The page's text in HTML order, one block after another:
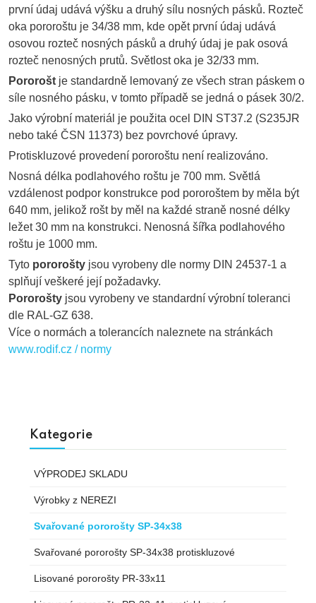
první údaj udává výšku a druhý sílu nosných pásků. Rozteč
oka pororoštu je 34/38 mm, kde opět první údaj udává
osovou rozteč nosných pásků a druhý údaj je pak osová
rozteč nenosných prutů. Světlost oka je 32/33 mm.
Pororošt je standardně lemovaný ze všech stran páskem o
síle nosného pásku, v tomto případě se jedná o pásek 30/2.
Jako výrobní materiál je použita ocel DIN ST37.2 (S235JR
nebo také ČSN 11373) bez povrchové úpravy.
Protiskluzové provedení pororoštu není realizováno.
Nosná délka podlahového roštu je 700 mm. Světlá
vzdálenost podpor konstrukce pod pororoštem by měla být
640 mm, jelikož rošt by měl na každé straně nosné délky
ležet 30 mm na konstrukci. Nenosná šířka podlahového
roštu je 1000 mm.
Tyto pororošty jsou vyrobeny dle normy DIN 24537-1 a
splňují veškeré její požadavky.
Pororošty jsou vyrobeny ve standardní výrobní toleranci
dle RAL-GZ 638.
Více o normách a tolerancích naleznete na stránkách
www.rodif.cz / normy
Kategorie
VÝPRODEJ SKLADU
Výrobky z NEREZI
Svařované pororošty SP-34x38
Svařované pororošty SP-34x38 protiskluzové
Lisované pororošty PR-33x11